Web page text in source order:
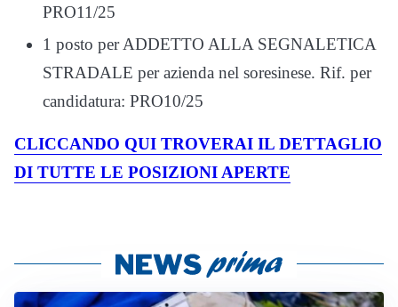
PRO11/25
1 posto per ADDETTO ALLA SEGNALETICA
STRADALE per azienda nel soresinese. Rif. per
candidatura: PRO10/25
CLICCANDO QUI TROVERAI IL DETTAGLIO
DI TUTTE LE POSIZIONI APERTE